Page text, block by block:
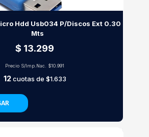
Hdd Usb034 P/Discos Ext 0.30
Mts
$ 13.299
Precio S/Imp.Nac. $10.991
12cuotas de $1.633